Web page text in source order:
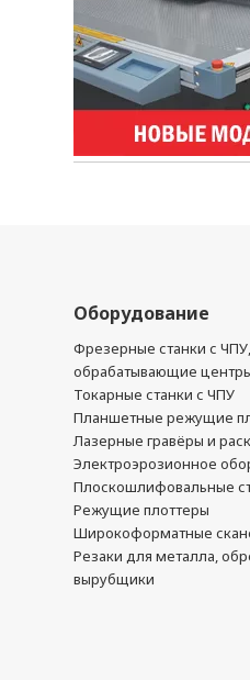
Оборудование
Фрезерные станки с ЧПУ,
обрабатывающие
Токарные станки с ЧПУ
Планшетные режущие
Лазерные гравёры и
Электроэрозионное
Плоскошлифовальные
Режущие плоттеры
Широкоформатные
Резаки для металла,
вырубщики